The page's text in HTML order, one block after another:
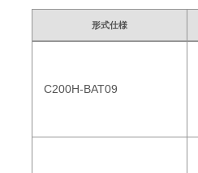
形式仕様
C200H-BAT09